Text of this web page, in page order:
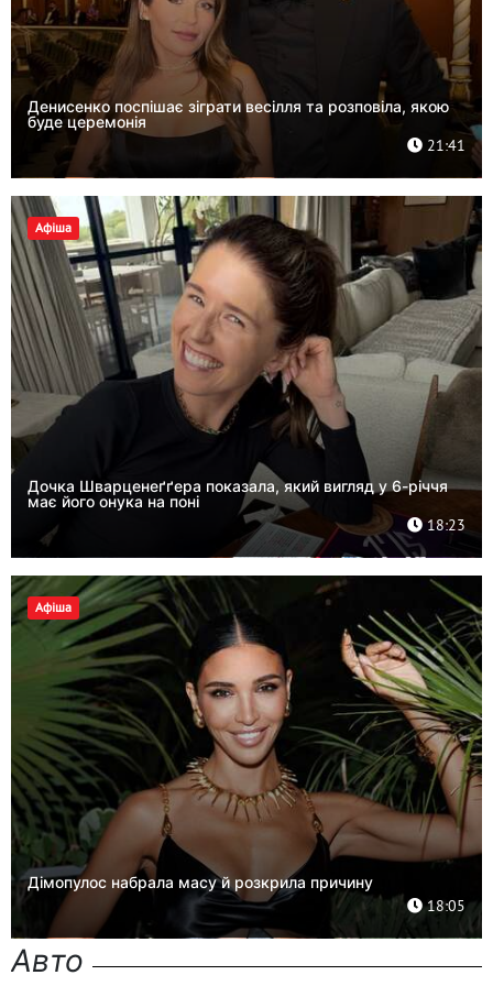
Денисенко поспішає зіграти весілля та розповіла, якою
буде церемонія
21:41
Афіша
Дочка Шварценеґґера показала, який вигляд у 6-річчя
має його онука на поні
18:23
Афіша
Дімопулос набрала масу й розкрила причину
18:05
Авто